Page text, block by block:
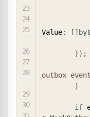
Value: [ ]
}) ;
outbox
}
if